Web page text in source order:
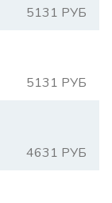
5131 РУБ
5131 РУБ
4631 РУБ